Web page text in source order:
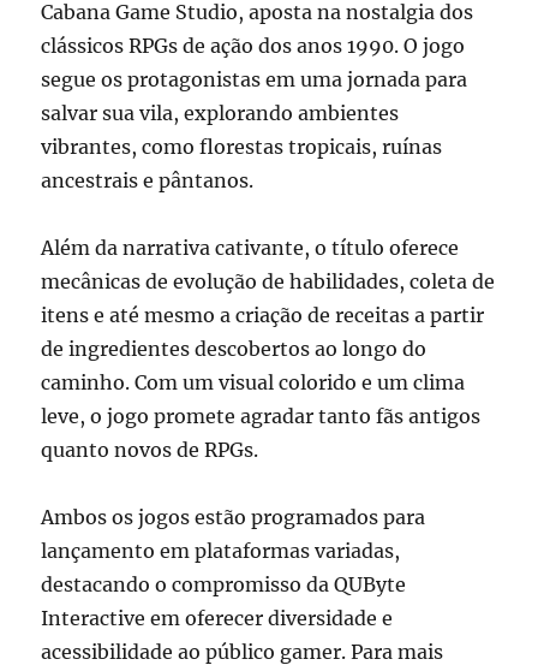
Cabana Game Studio, aposta na nostalgia dos
clássicos RPGs de ação dos anos 1990. O jogo
segue os protagonistas em uma jornada para
salvar sua vila, explorando ambientes
vibrantes, como florestas tropicais, ruínas
ancestrais e pântanos.
Além da narrativa cativante, o título oferece
mecânicas de evolução de habilidades, coleta de
itens e até mesmo a criação de receitas a partir
de ingredientes descobertos ao longo do
caminho. Com um visual colorido e um clima
leve, o jogo promete agradar tanto fãs antigos
quanto novos de RPGs.
Ambos os jogos estão programados para
lançamento em plataformas variadas,
destacando o compromisso da QUByte
Interactive em oferecer diversidade e
acessibilidade ao público gamer. Para mais